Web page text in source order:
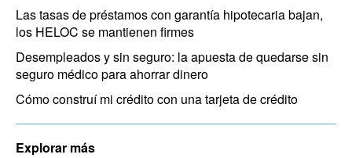
Las tasas de préstamos con garantía hipotecaria bajan,
los HELOC se mantienen firmes
Desempleados y sin seguro: la apuesta de quedarse sin
seguro médico para ahorrar dinero
Cómo construí mi crédito con una tarjeta de crédito
Explorar más